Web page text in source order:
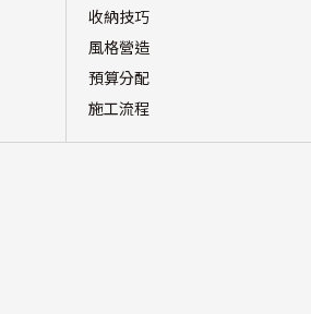
收納技巧
風格營造
預算分配
施工流程